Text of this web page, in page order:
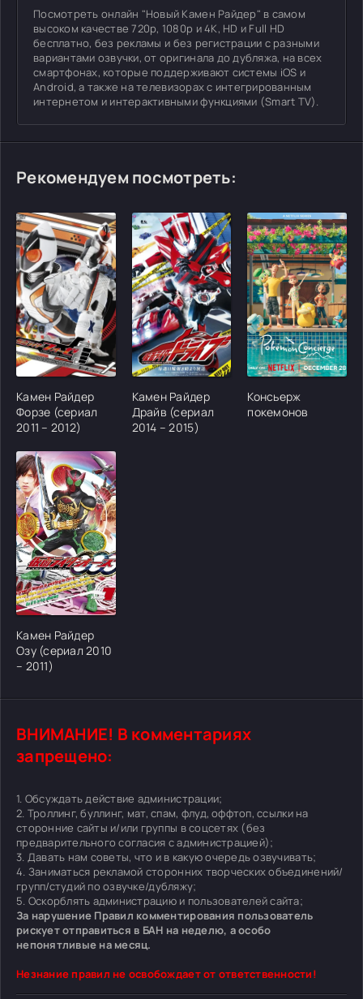
Посмотреть онлайн "Новый Камен Райдер" в самом
высоком качестве 720p, 1080p и 4K, HD и Full HD
бесплатно, без рекламы и без регистрации с разными
вариантами озвучки, от оригинала до дубляжа, на всех
смартфонах, которые поддерживают системы iOS и
Android, а также на телевизорах с интегрированным
интернетом и интерактивными функциями (Smart TV).
Рекомендуем посмотреть:
[/xfgiven_cvh_poster_urlcvh_poster_url]
Камен Райдер
Форзе (сериал
2011 – 2012)
[/xfgiven_cvh_poster_urlcvh_poster_url]
Камен Райдер
Драйв (сериал
2014 – 2015)
[/
Консьерж
покемонов
[/xfgiven_cvh_poster_urlcvh_poster_url]
Камен Райдер
Озу (сериал 2010
– 2011)
ВНИМАНИЕ! В комментариях
запрещено:
1. Обсуждать действие администрации;
2. Троллинг, буллинг, мат, спам, флуд, оффтоп, ссылки на
сторонние сайты и/или группы в соцсетях (без
предварительного согласия с администрацией);
3. Давать нам советы, что и в какую очередь озвучивать;
4. Заниматься рекламой сторонних творческих объединений/
групп/студий по озвучке/дубляжу;
5. Оскорблять администрацию и пользователей сайта;
За нарушение Правил комментирования пользователь
рискует отправиться в БАН на неделю, а особо
непонятливые на месяц.
Незнание правил не освобождает от ответственности!